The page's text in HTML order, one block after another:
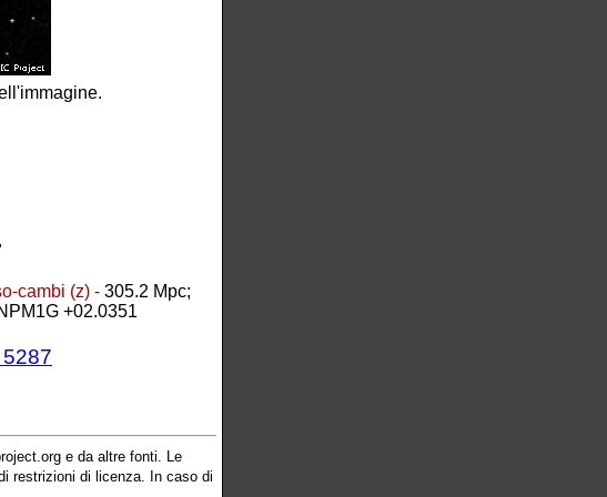
cambi (z) - 305.2 Mpc;
+02.0351
e da altre fonti. Le
restrizioni di licenza. In caso di